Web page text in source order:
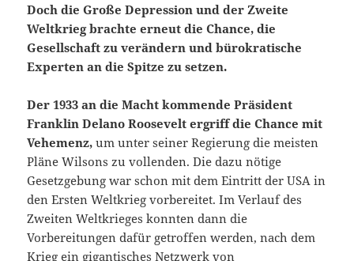
Doch die Große Depression und der Zweite
Weltkrieg brachte erneut die Chance, die
Gesellschaft zu verändern und bürokratische
Experten an die Spitze zu setzen.
Der 1933 an die Macht kommende Präsident
Franklin Delano Roosevelt ergriff die Chance mit
Vehemenz, um unter seiner Regierung die meisten
Pläne Wilsons zu vollenden. Die dazu nötige
Gesetzgebung war schon mit dem Eintritt der USA in
den Ersten Weltkrieg vorbereitet. Im Verlauf des
Zweiten Weltkrieges konnten dann die
Vorbereitungen dafür getroffen werden, nach dem
Krieg ein gigantisches Netzwerk von